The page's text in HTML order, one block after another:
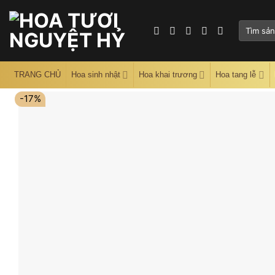
content
Tìm
TRANG CHỦ Hoa sinh nhật Hoa khai trương Hoa tang lễ
-17%